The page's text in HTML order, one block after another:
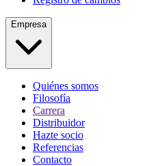
Empresa
Quiénes somos
Filosofía
Carrera
Distribuidor
Hazte socio
Referencias
Contacto